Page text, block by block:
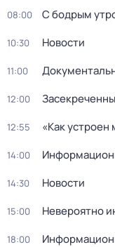
08:00 С бодрым
10:30 Новости
11:00
12:00
12:55 «Как
14:00
14:30 Новости
15:00 Невероятно
18:00